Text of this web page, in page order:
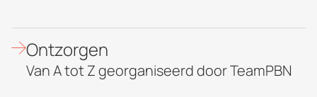
Ontzorgen
Van A tot Z georganiseerd door TeamPBN